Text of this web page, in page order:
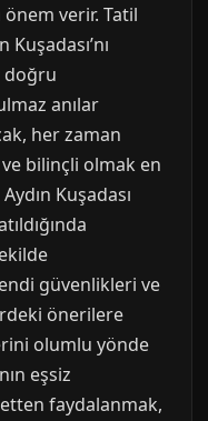
verir. Tatil
doğru
anılar
her zaman
bilinçli olmak en
Kuşadası
güvenlikleri ve
önerilere
olumlu yönde
eşsiz
faydalanmak,